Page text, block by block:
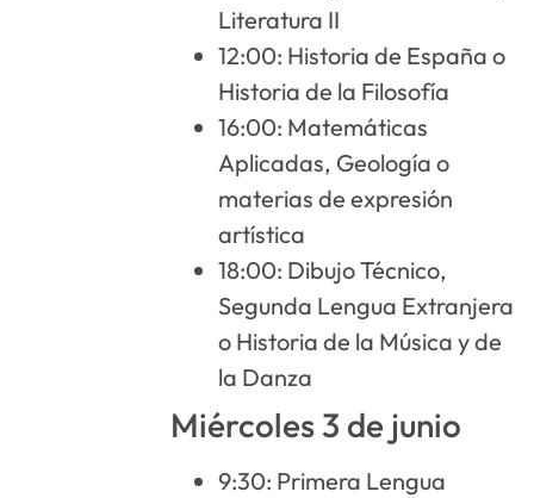
Literatura II
12:00: Historia de España o
Historia de la Filosofía
16:00: Matemáticas
Aplicadas, Geología o
materias de expresión
artística
18:00: Dibujo Técnico,
Segunda Lengua Extranjera
o Historia de la Música y de
la Danza
Miércoles 3 de junio
9:30: Primera Lengua